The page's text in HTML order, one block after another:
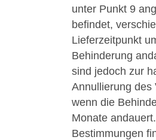
unter Punkt 9
befindet,
Lieferzeitpunkt
Behinderung
sind jedoch zur
Annullierung des
wenn die
Monate
Bestimmungen